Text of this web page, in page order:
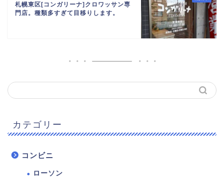
札幌東区[コンガリーナ]クロワッサン専
門店。種類多すぎて目移りします。
カテゴリー
コンビニ
ローソン